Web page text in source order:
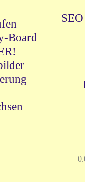
Board